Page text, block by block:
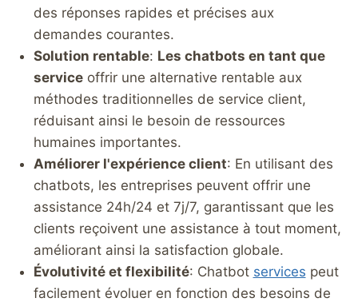
des réponses rapides et précises aux
demandes courantes.
Solution rentable: Les chatbots en tant que
serviceoffrir une alternative rentable aux
méthodes traditionnelles de service client,
réduisant ainsi le besoin de ressources
humaines importantes.
Améliorer l'expérience client: En utilisant des
chatbots, les entreprises peuvent offrir une
assistance 24h/24 et 7j/7, garantissant que les
clients reçoivent une assistance à tout moment,
améliorant ainsi la satisfaction globale.
Évolutivité et flexibilité: Chatbot services peut
facilement évoluer en fonction des besoins de